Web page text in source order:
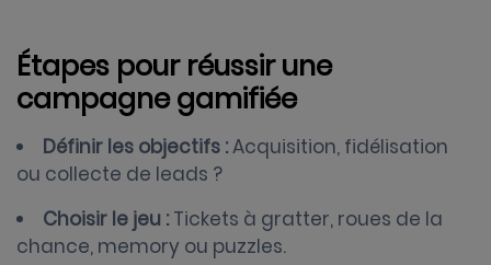
Étapes pour réussir une
campagne gamifiée
Définir les objectifs :Acquisition, fidélisation
ou collecte de leads ?
Choisir le jeu : Tickets à gratter, roues de la
chance, memory ou puzzles.